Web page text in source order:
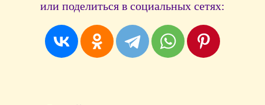
или поделиться в социальных сетях: